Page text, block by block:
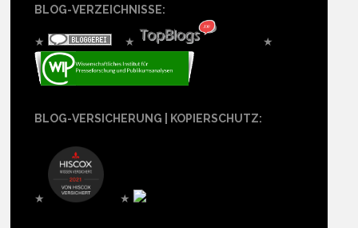
BLOG-VERZEICHNISSE:
★ ★ ★
BLOG-VERSICHERUNG | KOPIERSCHUTZ:
★ ★